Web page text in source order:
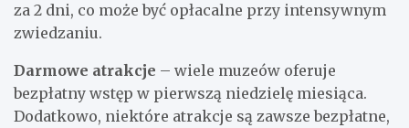
za 2 dni, co może być opłacalne przy intensywnym
zwiedzaniu.
Darmowe atrakcje – wiele muzeów oferuje
bezpłatny wstęp w pierwszą niedzielę miesiąca.
Dodatkowo, niektóre atrakcje są zawsze bezpłatne,